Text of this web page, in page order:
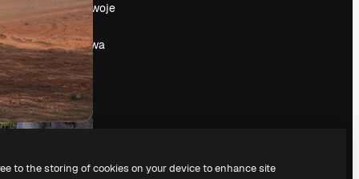
Sprzedaj swoje
treści
Sala prasowa
Szukasz
magnific.ai
to the storing of cookies on your device to enhance site